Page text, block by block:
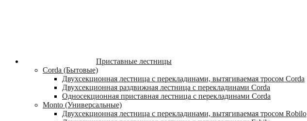
Приставные лестницы
Corda (Бытовые)
Двухсекционная лестница с перекладинами, вытягиваемая тросом Corda
Двухсекционная раздвижная лестница с перекладинами Corda
Односекционная приставная лестница с перекладинами Corda
Monto (Универсальные)
Двухсекционная лестница с перекладинами, вытягиваемая тросом Robilo